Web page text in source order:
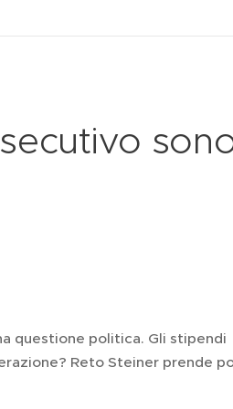
questione politica. Gli stipendi
Reto Steiner prende